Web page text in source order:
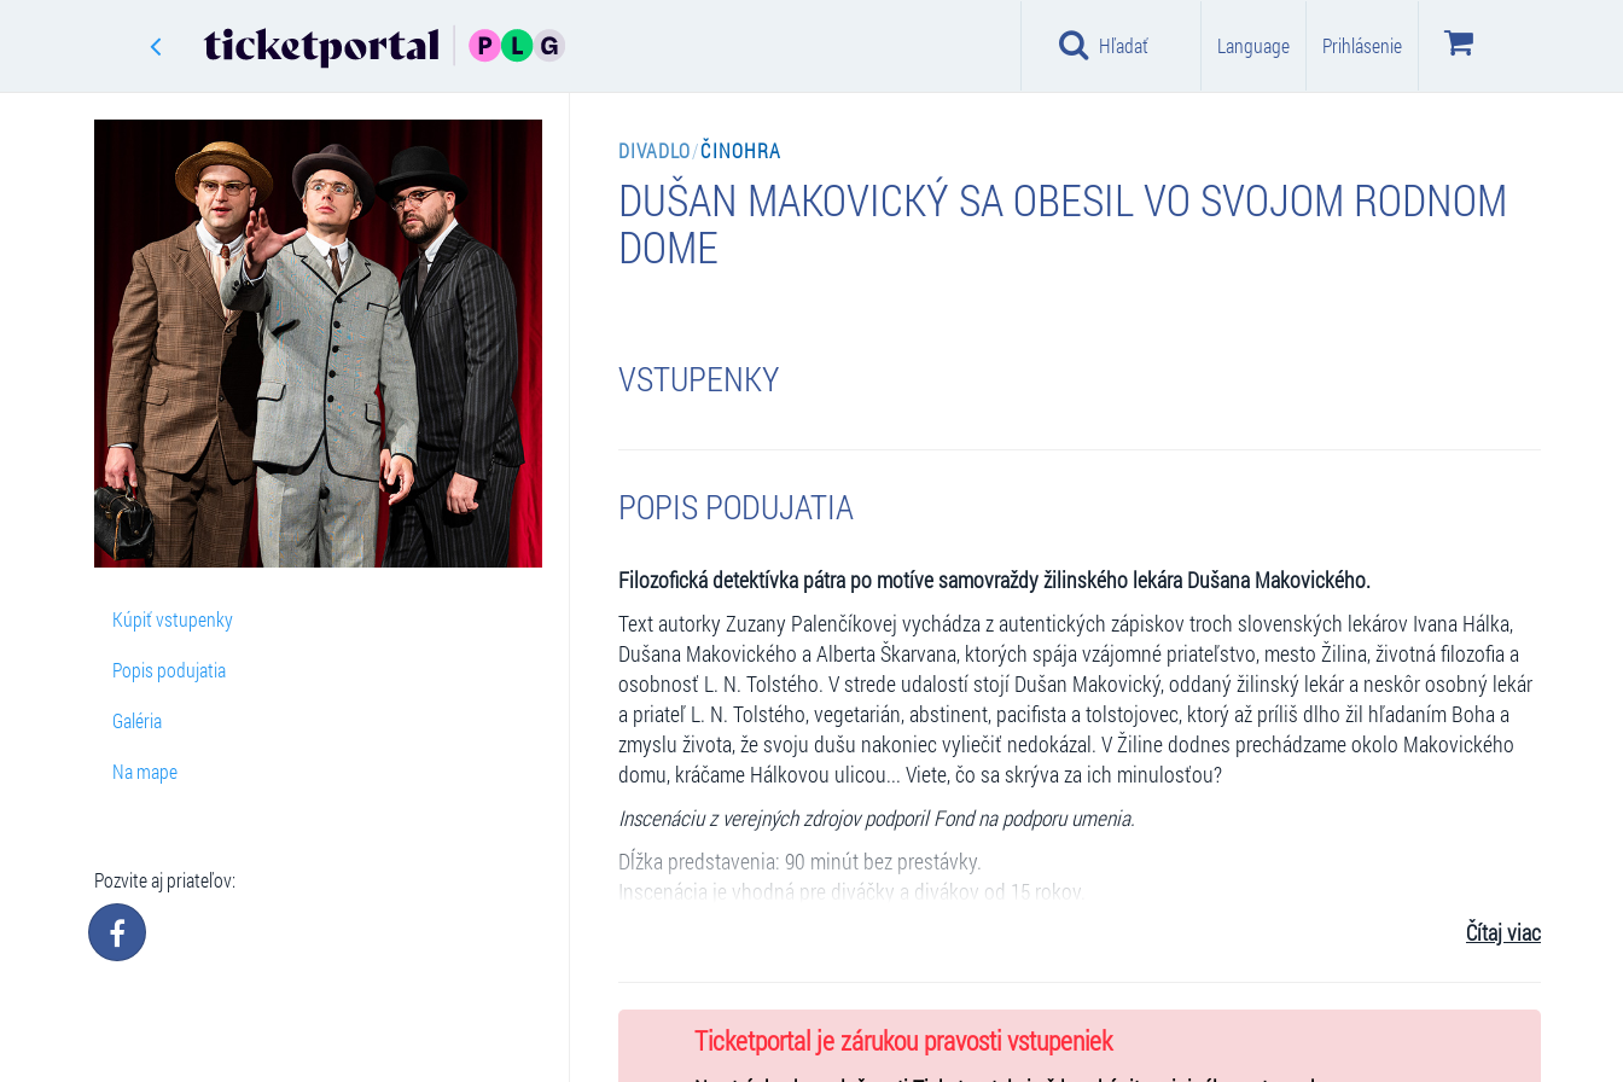
Hľadať Language Prihlásenie
Kúpiť vstupenky
Popis podujatia
Galéria
Na mape
Pozvite aj priateľov:
DIVADLO/ČINOHRA
DUŠAN MAKOVICKÝ SA OBESIL VO SVOJOM RODNOM
DOME
VSTUPENKY
POPIS PODUJATIA
Filozofická detektívka pátra po motíve samovraždy žilinského lekára Dušana Makovického.
Text autorky Zuzany Palenčíkovej vychádza z autentických zápiskov troch slovenských lekárov Ivana Hálka,
Dušana Makovického a Alberta Škarvana, ktorých spája vzájomné priateľstvo, mesto Žilina, životná filozofia a
osobnosť L. N. Tolstého. V strede udalostí stojí Dušan Makovický, oddaný žilinský lekár a neskôr osobný lekár
a priateľ L. N. Tolstého, vegetarián, abstinent, pacifista a tolstojovec, ktorý až príliš dlho žil hľadaním Boha a
zmyslu života, že svoju dušu nakoniec vyliečiť nedokázal. V Žiline dodnes prechádzame okolo Makovického
domu, kráčame Hálkovou ulicou... Viete, čo sa skrýva za ich minulosťou?
Inscenáciu z verejných zdrojov podporil Fond na podporu umenia.
Dĺžka predstavenia: 90 minút bez prestávky.
Inscenácia je vhodná pre diváčky a divákov od 15 rokov.
Ivan Hálek: Peter Martinček
Čítaj viac
Ticketportal je zárukou pravosti vstupeniek